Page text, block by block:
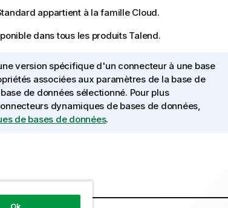
appartient à la famille Cloud.
dans tous les produits Talend.
version spécifique d'un connecteur à une base
associées aux paramètres de la base de
de données sélectionné. Pour plus
dynamiques de bases de données,
de bases de données.